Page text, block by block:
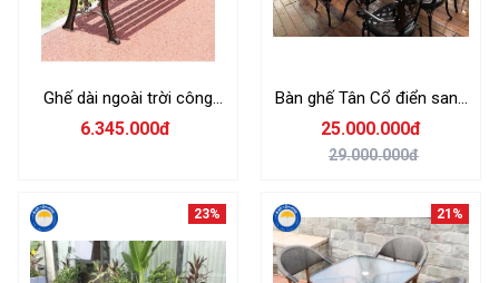
Ghế dài ngoài trời công
viên, khách sạn, quán
6.345.000đ
Bàn ghế Tân Cổ điển sang
trọng + 1 bàn dài
25.000.000đ
29.000.000đ
23% 21%